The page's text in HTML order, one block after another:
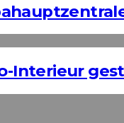
Interieur